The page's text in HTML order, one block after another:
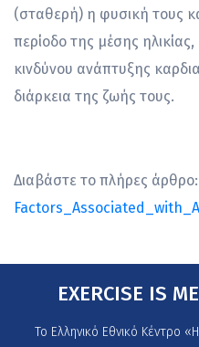
(σταθερή) η φυσική τους
περίοδο της μέσης
κινδύνου ανάπτυξης
διάρκεια της ζωής τους.
Διαβάστε το πλήρες άρθρο:
EXERCISE IS
Το Ελληνικό Εθνικό Κέντρο